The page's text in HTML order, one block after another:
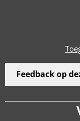
Feedback op